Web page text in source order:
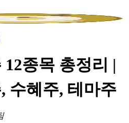
종목 총정리 |
수혜주, 테마주